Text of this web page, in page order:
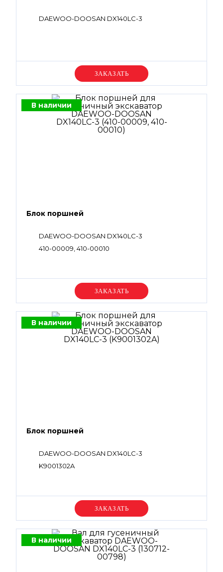
DAEWOO-DOOSAN DX140LC-3
Уточняйте цену
В наличии
Блок поршней
DAEWOO-DOOSAN DX140LC-3
410-00009, 410-00010
Уточняйте цену
В наличии
Блок поршней
DAEWOO-DOOSAN DX140LC-3
K9001302A
Уточняйте цену
В наличии